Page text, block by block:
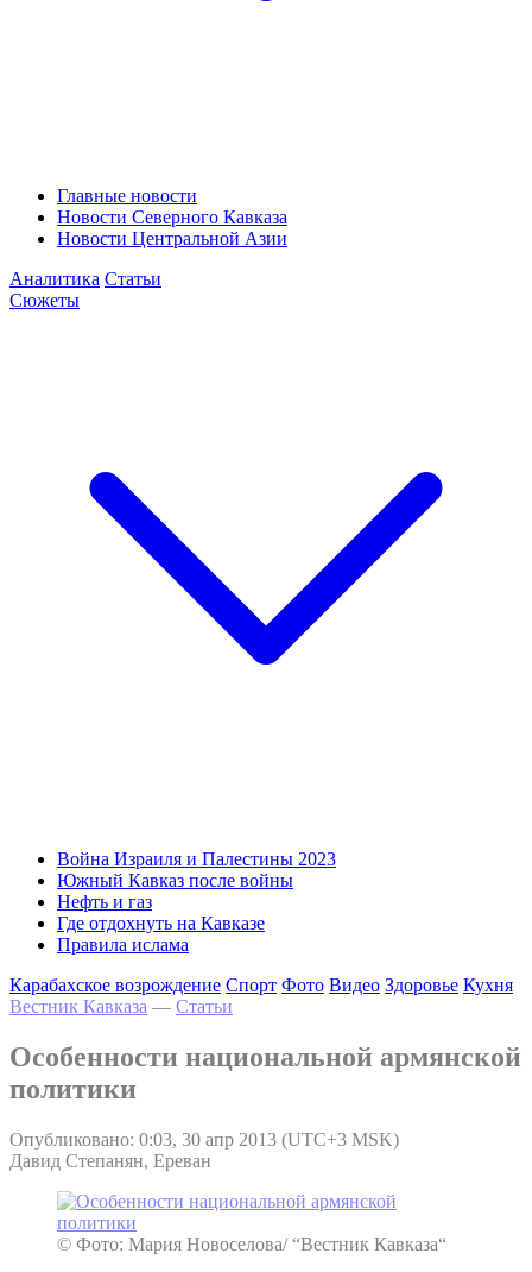
Главные новости
Новости Северного Кавказа
Новости Центральной Азии
Аналитика Статьи
Сюжеты
Война Израиля и Палестины 2023
Южный Кавказ после войны
Нефть и газ
Где отдохнуть на Кавказе
Правила ислама
Карабахское возрождение Спорт Фото Видео Здоровье Кухня
Вестник Кавказа — Статьи
Особенности национальной армянской
политики
Опубликовано: 0:03, 30 апр 2013 (UTC+3 MSK)
Давид Степанян, Ереван
© Фото: Мария Новоселова/ “Вестник Кавказа“